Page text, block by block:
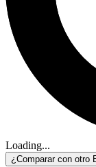
Loading...
¿Comparar con otro